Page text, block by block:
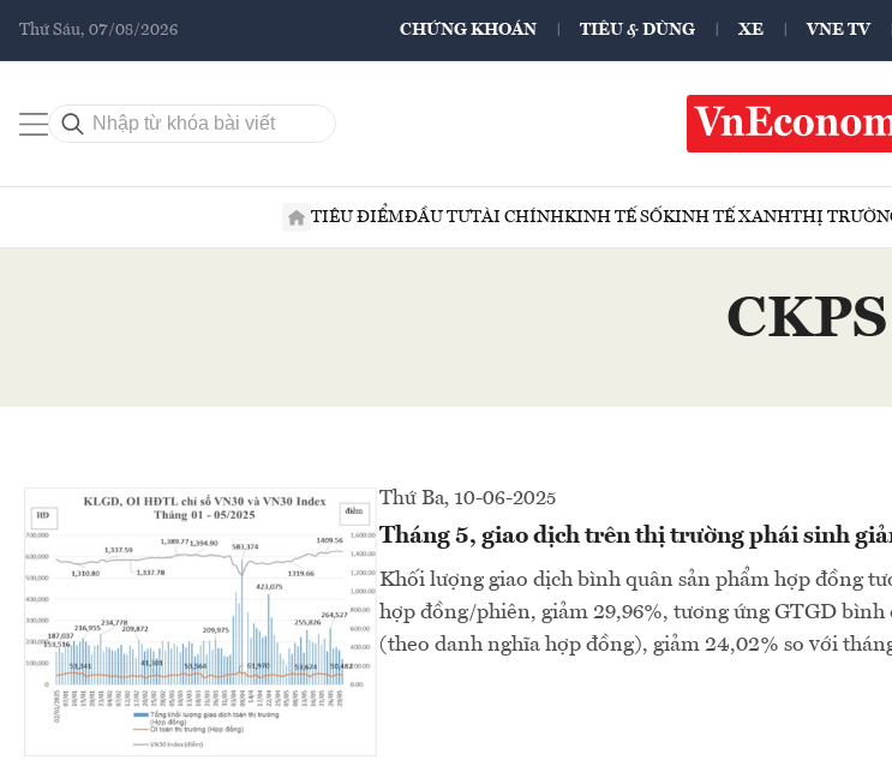
Thứ Sáu, 07/08/2026 CHỨNG KHOÁN TIÊU & DÙNG XE VNE TV
TIÊU ĐIỂMĐẦU TƯTÀI CHÍNHKINH TẾ SỐKINH TẾ XANHTHỊ
CKPS
Thứ Ba, 10-06-2025
Tháng 5, giao dịch trên thị trường phái sinh
Khối lượng giao dịch bình quân sản phẩm hợp đồng
hợp đồng/phiên, giảm 29,96%, tương ứng GTGD
(theo danh nghĩa hợp đồng), giảm 24,02% so với